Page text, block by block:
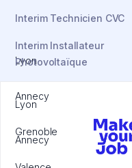
Interim Technicien CVC
Lyon
Annecy
Grenoble
Interim Installateur
Photovoltaïque
Lyon
Annecy